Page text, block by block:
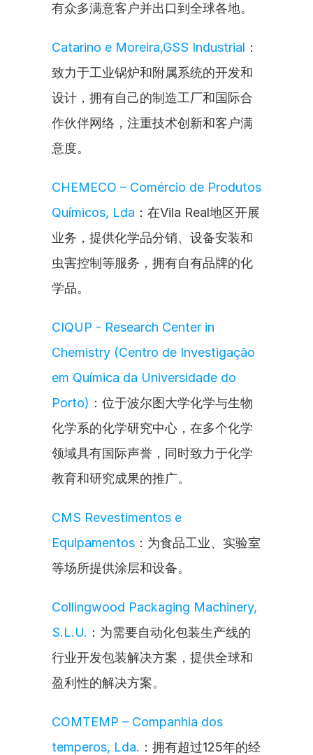
有众多满意客户并出口到全球各地。
Catarino e Moreira,GSS Industrial ：
致力于工业锅炉和附属系统的开发和
设计，拥有自己的制造工厂和国际合
作伙伴网络，注重技术创新和客户满
意度。
CHEMECO – Comércio de Produtos
Químicos, Lda ：在Vila Real地区开展
业务，提供化学品分销、设备安装和
虫害控制等服务，拥有自有品牌的化
学品。
CIQUP - Research Center in
Chemistry (Centro de Investigação
em Química da Universidade do
Porto) ：位于波尔图大学化学与生物
化学系的化学研究中心，在多个化学
领域具有国际声誉，同时致力于化学
教育和研究成果的推广。
CMS Revestimentos e
Equipamentos ：为食品工业、实验室
等场所提供涂层和设备。
Collingwood Packaging Machinery,
S.L.U. ：为需要自动化包装生产线的
行业开发包装解决方案，提供全球和
盈利性的解决方案。
COMTEMP – Companhia dos
temperos, Lda. ：拥有超过125年的经